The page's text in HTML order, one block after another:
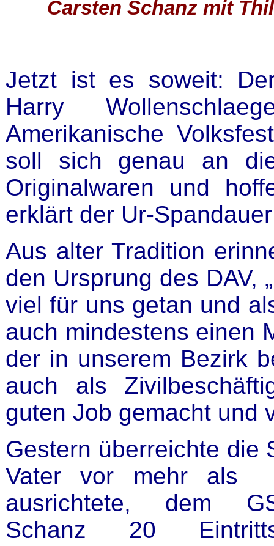
Carsten Schanz mit
Jetzt ist es soweit:
Harry
Amerikanische
soll sich genau an
Originalwaren und
erklärt der Ur-
Aus alter Tradition
den Ursprung des DAV,
viel für uns getan und
auch mindestens einen
der in unserem Bezirk
auch als
guten Job gemacht und
Gestern überreichte die
Vater vor mehr als
ausrichtete, dem
Schanz 20